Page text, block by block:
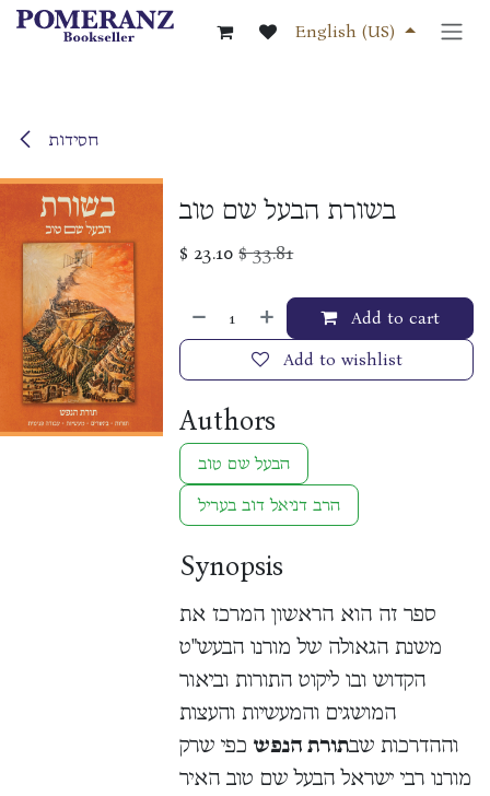
Skip to Content
English (US)
חסידות
בשורת הבעל שם טוב
$ 23.10 $33.81
Add to cart
Add to wishlist
Authors
הבעל שם טוב
הרב דניאל דוב בעריל
Synopsis
ספר זה הוא הראשון המרכז את
משנת הגאולה של מורנו הבעש"ט
הקדוש ובו ליקוט התורות וביאור
המושגים והמעשיות והעצות
וההדרכות שבתורת הנפשכפי שרק
מורנו רבי ישראל הבעל שם טוב האיר